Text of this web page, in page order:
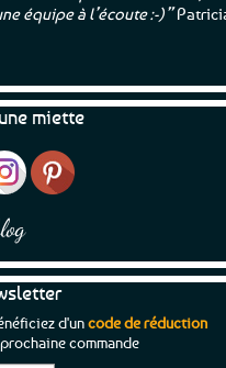
l’écoute :-)”Patricia M.
miette
d'uncode de réduction
commande